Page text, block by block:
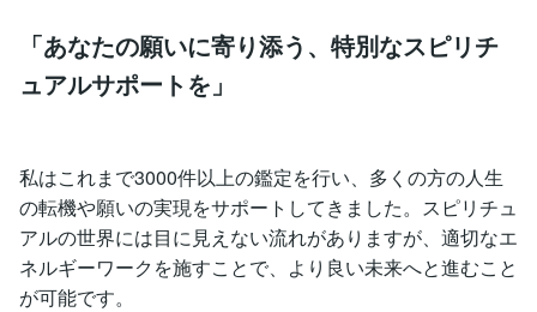
「あなたの願いに寄り添う、特別なスピリチ
ュアルサポートを」
私はこれまで3000件以上の鑑定を行い、多くの方の人生
の転機や願いの実現をサポートしてきました。スピリチュ
アルの世界には目に見えない流れがありますが、適切なエ
ネルギーワークを施すことで、より良い未来へと進むこと
が可能です。